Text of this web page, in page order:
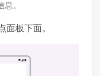
。
面板下面。